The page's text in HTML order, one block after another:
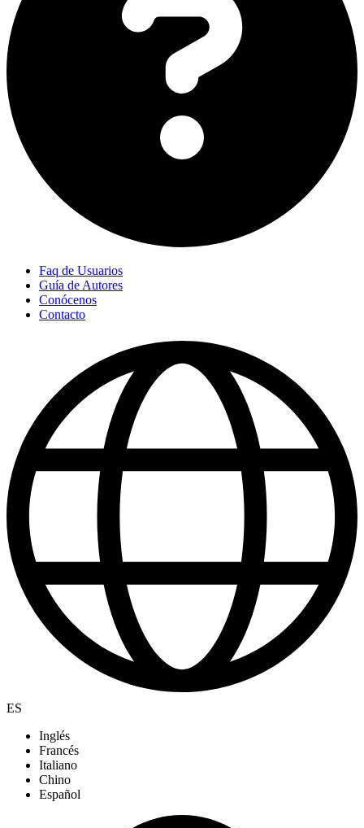
Faq de Usuarios
Guía de Autores
Conócenos
Contacto
ES
Inglés
Francés
Italiano
Chino
Español